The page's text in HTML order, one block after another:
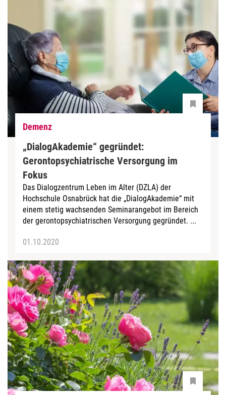
Demenz
„DialogAkademie“ gegründet:
Gerontopsychiatrische Versorgung im
Fokus
Das Dialogzentrum Leben im Alter (DZLA) der
Hochschule Osnabrück hat die „DialogAkademie“ mit
einem stetig wachsenden Seminarangebot im Bereich
der gerontopsychiatrischen Versorgung gegründet. ...
01.10.2020